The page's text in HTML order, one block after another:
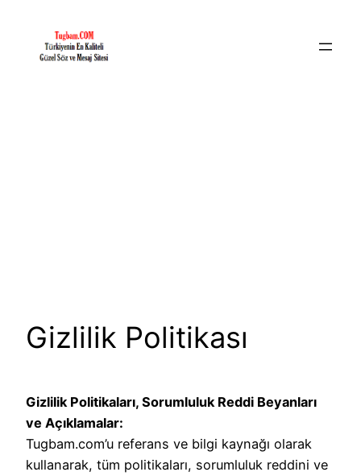
Gizlilik Politikası
Gizlilik Politikaları, Sorumluluk Reddi Beyanları
ve Açıklamalar:
Tugbam.com’u referans ve bilgi kaynağı olarak
kullanarak, tüm politikaları, sorumluluk reddini ve